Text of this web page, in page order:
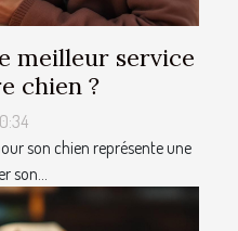
meilleur service
chien ?
son chien représente une